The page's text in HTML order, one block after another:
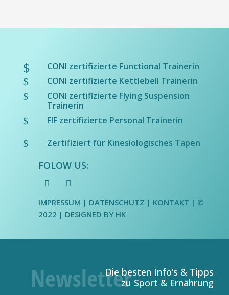
$
CONI zertifizierte Functional Trainerin
$
CONI zertifizierte Kettlebell Trainerin
$
CONI zertifizierte Flying Suspension
Trainerin
$
FIF zertifizierte Personal Trainerin
$ Zertifiziert für Kinesiologisches Tapen
FOLOW US:
IMPRESSUM | DATENSCHUTZ | KONTAKT | ©
2022 | DESIGNED BY HK
Die besten Info’s & Tipps
zu Sport & Ernährung